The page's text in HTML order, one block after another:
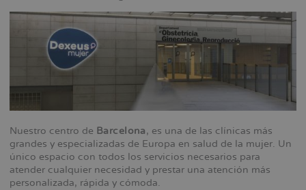
Nuestro centro de Barcelona, es una de las clínicas más
grandes y especializadas de Europa en salud de la mujer. Un
único espacio con todos los servicios necesarios para
atender cualquier necesidad y prestar una atención más
personalizada, rápida y cómoda.